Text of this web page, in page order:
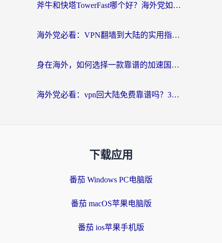
斧牛和快塔TowerFast哪个好？海外党如何选对回国加速器
海外党必看：VPN翻墙到大陆的实用指南——从看CCTV5到选加速器，一篇全搞定
身在海外，如何选择一款靠谱的加速国内网络的加速器？
海外党必看：vpn回大陆免费靠谱吗？3步选对加速器实现无缝刷国内资源
下载应用
番茄 Windows PC电脑版
番茄 macOS苹果电脑版
番茄 ios苹果手机版